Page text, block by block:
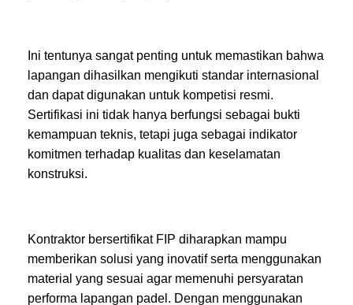
Ini tentunya sangat penting untuk memastikan bahwa
lapangan dihasilkan mengikuti standar internasional
dan dapat digunakan untuk kompetisi resmi.
Sertifikasi ini tidak hanya berfungsi sebagai bukti
kemampuan teknis, tetapi juga sebagai indikator
komitmen terhadap kualitas dan keselamatan
konstruksi.
Kontraktor bersertifikat FIP diharapkan mampu
memberikan solusi yang inovatif serta menggunakan
material yang sesuai agar memenuhi persyaratan
performa lapangan padel. Dengan menggunakan